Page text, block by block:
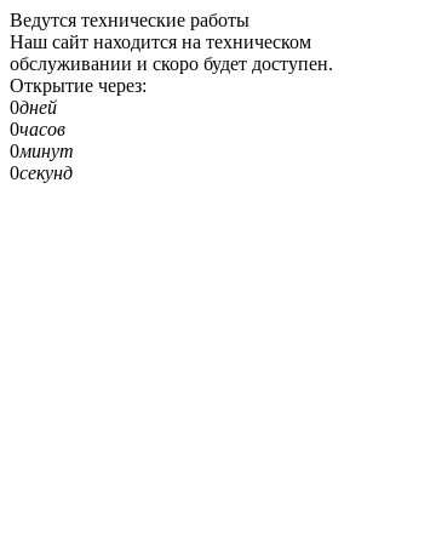
Ведутся технические работы
Наш сайт находится на техническом
обслуживании и скоро будет доступен.
Открытие через:
0дней
0часов
0минут
0секунд